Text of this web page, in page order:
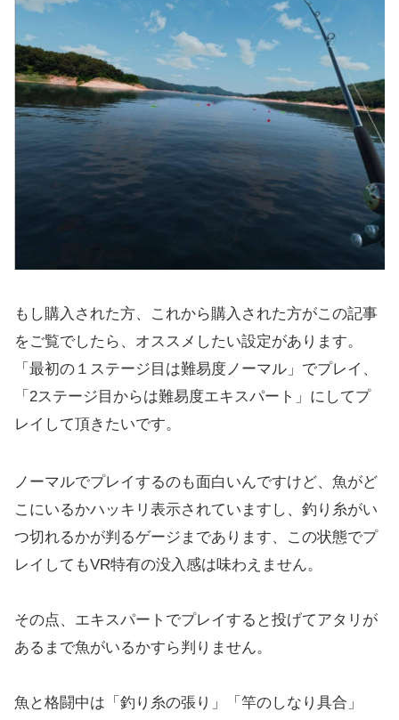
もし購入された方、これから購入された方がこの記事
をご覧でしたら、オススメしたい設定があります。
「最初の１ステージ目は難易度ノーマル」でプレイ、
「2ステージ目からは難易度エキスパート」にしてプ
レイして頂きたいです。
ノーマルでプレイするのも面白いんですけど、魚がど
こにいるかハッキリ表示されていますし、釣り糸がい
つ切れるかが判るゲージまであります、この状態でプ
レイしてもVR特有の没入感は味わえません。
その点、エキスパートでプレイすると投げてアタリが
あるまで魚がいるかすら判りません。
魚と格闘中は「釣り糸の張り」「竿のしなり具合」